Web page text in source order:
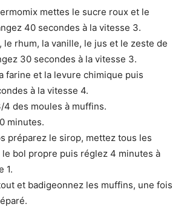
mettes le sucre roux et le
40 secondes à la vitesse 3.
rhum, la vanille, le jus et le zeste de
30 secondes à la vitesse 3.
farine et la levure chimique puis
à la vitesse 4.
4 des moules à muffins.
minutes.
préparez le sirop, mettez tous les
bol propre puis réglez 4 minutes à
1.
et badigeonnez les muffins, une fois